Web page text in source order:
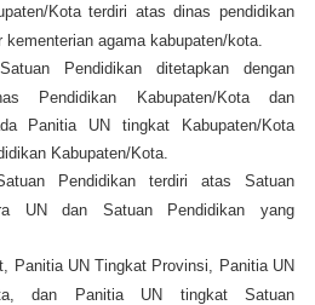
Kota terdiri atas dinas pendidikan
agama kabupaten/kota.
Pendidikan ditetapkan dengan
Pendidikan Kabupaten/Kota dan
Panitia UN tingkat Kabupaten/Kota
Kabupaten/Kota.
Pendidikan terdiri atas Satuan
UN dan Satuan Pendidikan yang
Panitia UN Tingkat Provinsi, Panitia UN
dan Panitia UN tingkat Satuan